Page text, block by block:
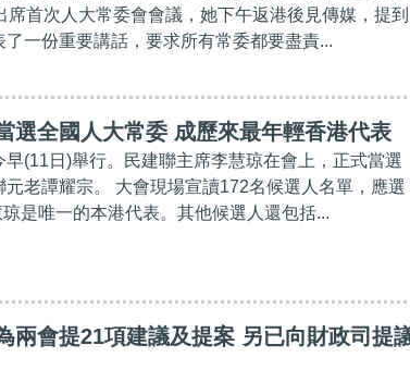
首次人大常委會會議，她下午返港後見傳媒，提到
一份重要講話，要求所有常委都要盡責...
選全國人大常委 成歷來最年輕香港代表
(11日)舉行。民建聯主席李慧琼在會上，正式當選
老譚耀宗。 大會現場宣讀172名候選人名單，應選
是唯一的本港代表。其他候選人還包括...
兩會提21項建議及提案 另已向財政司提